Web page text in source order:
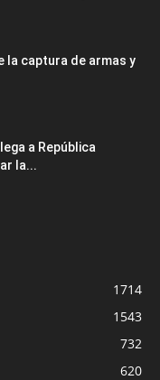
la captura de armas y
a República
la...
1714
1543
732
620